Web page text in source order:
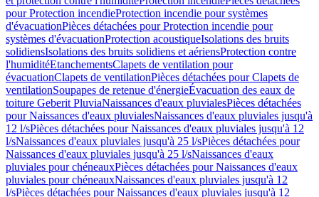
pour Protection incendieProtection incendie pour systèmes
d'évacuationPièces détachées pour Protection incendie pour
systèmes d'évacuationProtection acoustiqueIsolations des bruits
solidiensIsolations des bruits solidiens et aériensProtection contre
l'humiditéEtanchementsClapets de ventilation pour
évacuationClapets de ventilationPièces détachées pour Clapets de
ventilationSoupapes de retenue d'énergieÉvacuation des eaux de
toiture Geberit PluviaNaissances d'eaux pluvialesPièces détachées
pour Naissances d'eaux pluvialesNaissances d'eaux pluviales jusqu'à
12 l/sPièces détachées pour Naissances d'eaux pluviales jusqu'à 12
l/sNaissances d'eaux pluviales jusqu'à 25 l/sPièces détachées pour
Naissances d'eaux pluviales jusqu'à 25 l/sNaissances d'eaux
pluviales pour chéneauxPièces détachées pour Naissances d'eaux
pluviales pour chéneauxNaissances d'eaux pluviales jusqu'à 12
l/sPièces détachées pour Naissances d'eaux pluviales jusqu'à 12